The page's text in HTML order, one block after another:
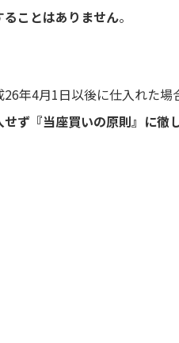
ることはありません。
26年4月1日以後に仕入れた場
せず『当座買いの原則』に徹